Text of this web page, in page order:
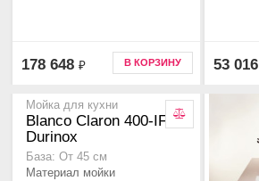
178 648 ₽ В КОРЗИНУ 53 016
Мойка для кухни
Blanco Claron 400-IF
Durinox
База: От 45 см
Материал мойки